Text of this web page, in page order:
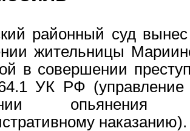
районный суд
жительницы
в совершении
УК РФ (управление
опьянения
наказанию).